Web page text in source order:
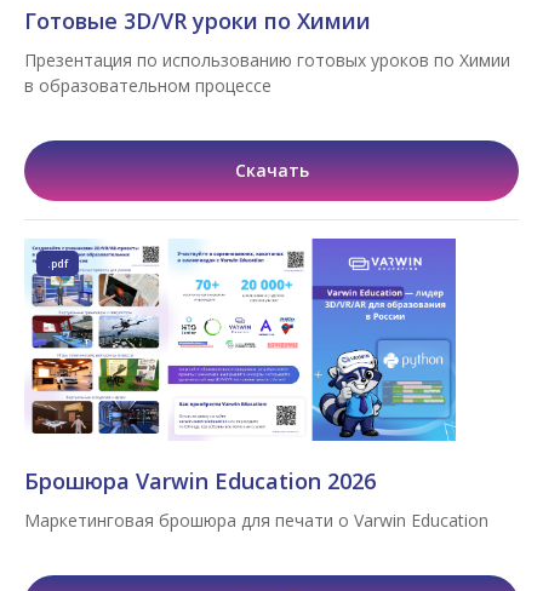
Готовые 3D/VR уроки по Химии
Презентация по использованию готовых уроков по Химии
в образовательном процессе
Скачать
.pdf
Брошюра Varwin Education 2026
Маркетинговая брошюра для печати о Varwin Education